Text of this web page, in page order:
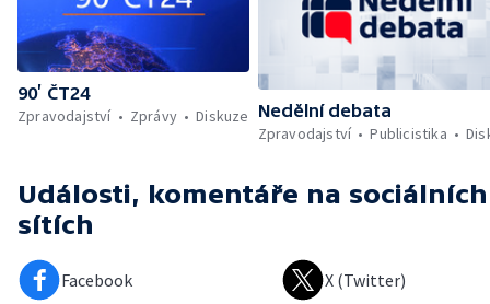
90’ ČT24
Zpravodajství
Zprávy Diskuze
Nedělní debata
Zpravodajství
Publicistika
Události, komentáře na sociálních
sítích
Facebook X (Twitter)